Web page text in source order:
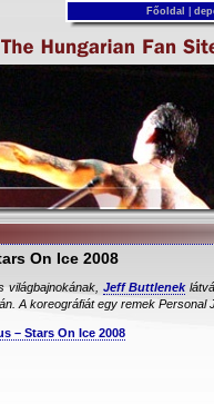
Főoldal
On Ice 2008
világbajnokának, Jeff Buttlenek
A koreográfiát egy remek Personal
– Stars On Ice 2008